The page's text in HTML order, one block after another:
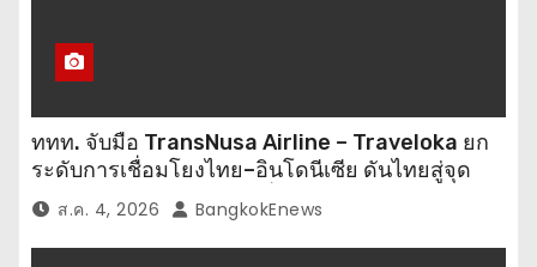
ททท. จับมือ TransNusa Airline – Traveloka ยก
ระดับการเชื่อมโยงไทย–อินโดนีเซีย ดันไทยสู่จุด
หมายปลายทางคุณภาพ เชื่อม Asean Tourism
และ Muslim-Friendly Destination
ส.ค. 4, 2026 BangkokEnews